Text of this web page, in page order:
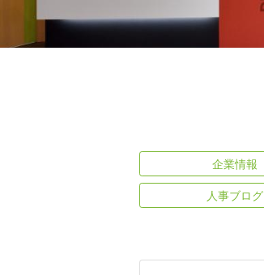
企業情報
人事ブログ